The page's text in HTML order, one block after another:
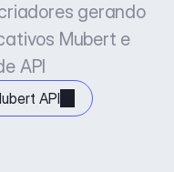
gerando
Mubert e
API
API